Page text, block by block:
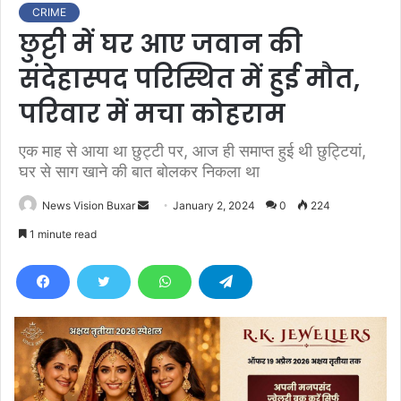
CRIME
छुट्टी में घर आए जवान की
संदेहास्पद परिस्थित में हुई मौत,
परिवार में मचा कोहराम
एक माह से आया था छुट्टी पर, आज ही समाप्त हुई थी छुट्टियां,
घर से साग खाने की बात बोलकर निकला था
News Vision Buxar
d
e
m
a
January 2, 2024 0 224
1 minute read